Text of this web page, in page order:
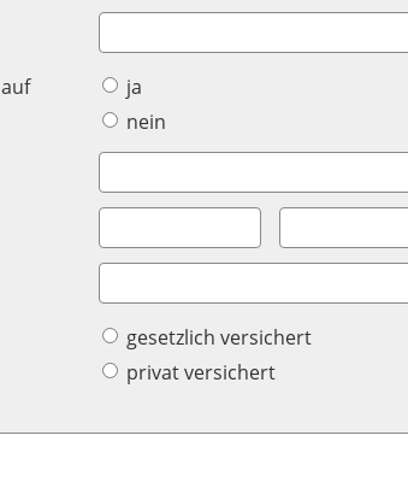
ja
nein
gesetzlich versichert
privat versichert